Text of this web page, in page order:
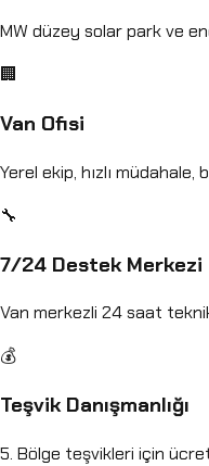
MW düzey solar park ve
🏢
Van Ofisi
Yerel ekip, hızlı müdahale,
🔧
7/24 Destek Merkezi
Van merkezli 24 saat
💰
Teşvik Danışmanlığı
5. Bölge teşvikleri için